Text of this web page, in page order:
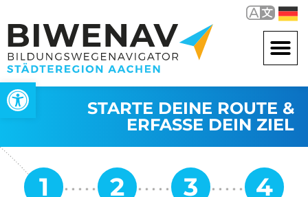
Werkzeugleiste öffnen
STARTE DEINE ROUTE &
ERFASSE DEIN ZIEL